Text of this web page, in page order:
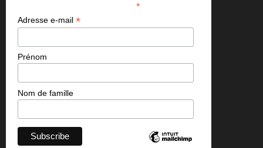
*indicates required
Adresse e-mail *
Prénom
Nom de famille